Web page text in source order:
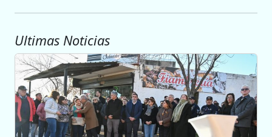
Ultimas Noticias